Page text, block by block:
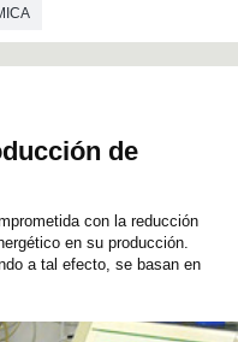
de
con la reducción
en su producción.
a tal efecto, se basan en